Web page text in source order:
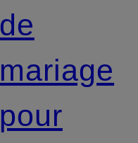
de
mariage
pour